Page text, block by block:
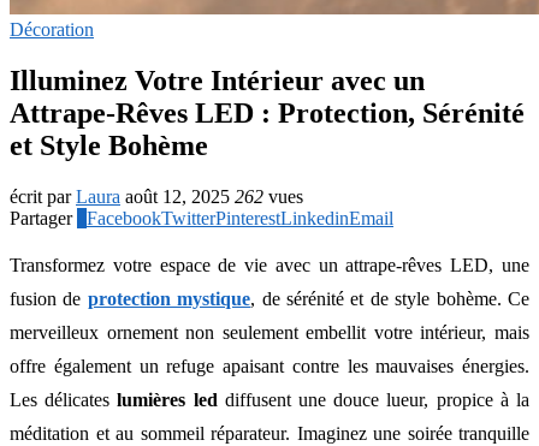
Décoration
Illuminez Votre Intérieur avec un
Attrape-Rêves LED : Protection, Sérénité
et Style Bohème
écrit parLaura août 12, 2025 262 vues
Partager
FacebookTwitterPinterestLinkedinEmail
Transformez votre espace de vie avec un attrape-rêves LED, une
fusion de protection mystique, de sérénité et de style bohème. Ce
merveilleux ornement non seulement embellit votre intérieur, mais
offre également un refuge apaisant contre les mauvaises énergies.
Les délicateslumières led diffusent une douce lueur, propice à la
méditation et au sommeil réparateur. Imaginez une soirée tranquille